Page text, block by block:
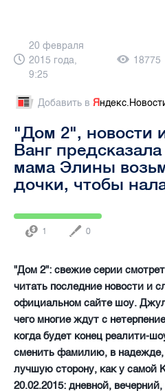
20 февраля
2015 года,
9:25
18775
Добавить в Я
"Дом 2", новости
Ванг
мама Элины
дочки, чтобы
1 0
"Дом 2": свежие серии
читать последние новости и
официальном сайте шоу.
чего многие ждут с
когда будет конец реалити-
сменить фамилию, в надежде,
лучшую сторону, как у самой
20.02.2015: дневной,